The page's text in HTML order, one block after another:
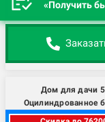
Дом для дачи
Оцилиндрованное
«Получить